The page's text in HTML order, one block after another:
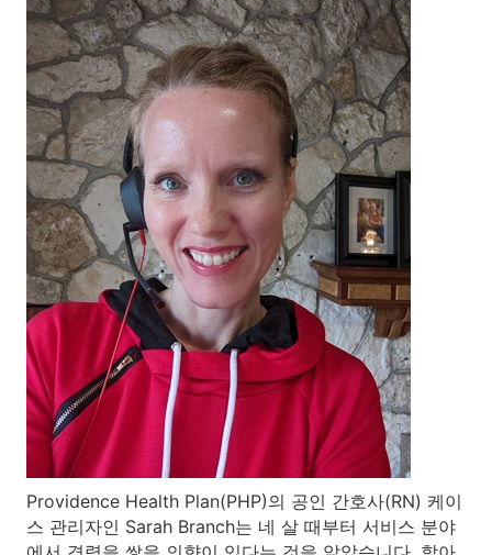
Providence Health Plan(PHP)의 공인 간호사(RN) 케이
스 관리자인 Sarah Branch는 네 살 때부터 서비스 분야